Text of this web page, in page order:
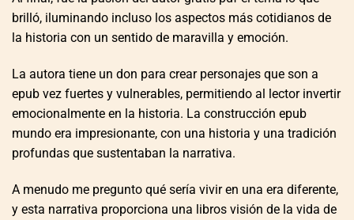
brilló, iluminando incluso los aspectos más cotidianos de
la historia con un sentido de maravilla y emoción.
La autora tiene un don para crear personajes que son a
epub vez fuertes y vulnerables, permitiendo al lector invertir
emocionalmente en la historia. La construcción epub
mundo era impresionante, con una historia y una tradición
profundas que sustentaban la narrativa.
A menudo me pregunto qué sería vivir en una era diferente,
y esta narrativa proporciona una libros visión de la vida de